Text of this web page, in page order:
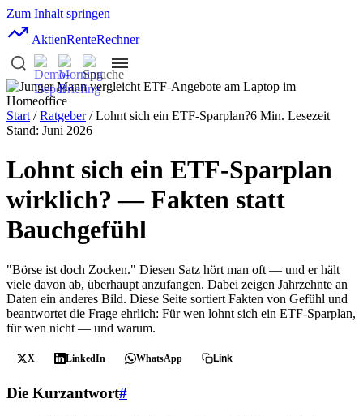
Zum Inhalt springen
AktienRenteRechner
Start /Ratgeber/ Lohnt sich ein ETF-Sparplan?6 Min. Lesezeit
Stand: Juni 2026
Lohnt sich ein ETF-Sparplan
wirklich? — Fakten statt
Bauchgefühl
"Börse ist doch Zocken." Diesen Satz hört man oft — und er hält
viele davon ab, überhaupt anzufangen. Dabei zeigen Jahrzehnte an
Daten ein anderes Bild. Diese Seite sortiert Fakten von Gefühl und
beantwortet die Frage ehrlich: Für wen lohnt sich ein ETF-Sparplan,
für wen nicht — und warum.
X LinkedIn WhatsApp Link
Die Kurzantwort#